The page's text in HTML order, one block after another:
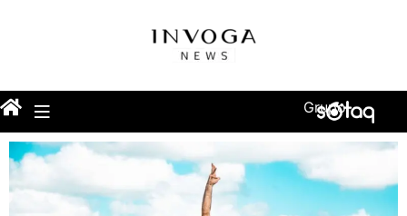
Grupo